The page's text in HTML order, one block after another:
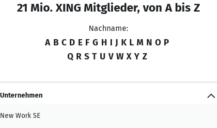
21 Mio. XING Mitglieder, von A bis Z
Nachname:
A B C D E F G H I J K L M N O P
Q R S T U V W X Y Z
Unternehmen
New Work SE